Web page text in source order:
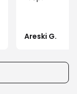
Areski G.